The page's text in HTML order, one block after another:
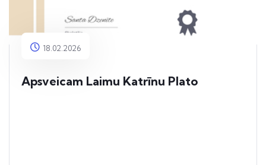
18.02.2026
Apsveicam Laimu Katrīnu Plato